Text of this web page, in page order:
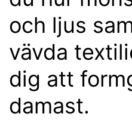
och ljus
vävda
dig att
damast.